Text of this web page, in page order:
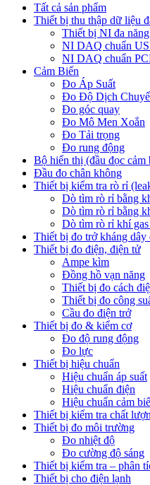
Tất cả sản phẩm
Thiết bị thu thập dữ liệu
Thiết bị NI đa năng
NI DAQ chuẩn
NI DAQ chuẩn
Cảm Biến
Đo Áp Suất
Đo Độ Dịch
Đo góc quay
Đo Mô Men Xoắn
Đo Tải trọng
Đo rung động
Bộ hiển thị (đầu đọc cảm
Đầu đo chân không
Thiết bị kiểm tra rò rỉ
Dò tìm rò rỉ bằng
Dò tìm rò rỉ bằng
Dò tìm rò rỉ khí gas
Thiết bị đo trở kháng dây
Thiết bị đo điện, điện tử
Ampe kìm
Đồng hồ vạn năng
Thiết bị đo cách
Thiết bị đo công
Cầu đo điện trở
Thiết bị đo & kiểm cơ
Đo độ rung động
Đo lực
Thiết bị hiệu chuẩn
Hiệu chuẩn áp suất
Hiệu chuẩn điện
Hiệu chuẩn cảm
Thiết bị kiểm tra chất
Thiết bị đo môi trường
Đo nhiệt độ
Đo cường độ sáng
Thiết bị kiểm tra – phân
Thiết bị cho điện lạnh